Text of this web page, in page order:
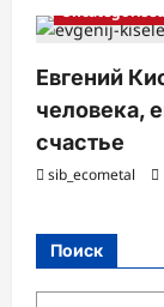
Евгений
человека,
счастье
sib_ecometal
Поиск